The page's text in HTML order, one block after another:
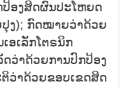
ອງສິດຜົນປະໂຫຍດ
ງ); ກົດໝາຍວ່າດ້ວຍ
ອເລັກໂຕຣນິກ
ວ່າດ້ວຍການປົກປ້ອງ
າດ້ວຍຂອບເຂດສິດ